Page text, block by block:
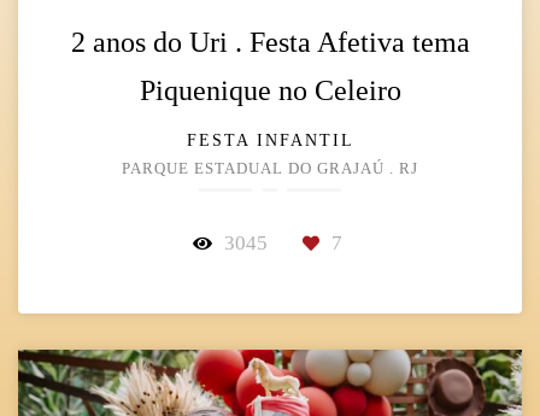
2 anos do Uri . Festa Afetiva tema
Piquenique no Celeiro
FESTA INFANTIL
PARQUE ESTADUAL DO GRAJAÚ . RJ
3045 7